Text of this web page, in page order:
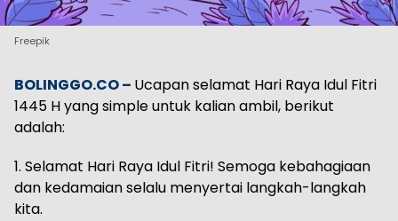
Freepik
BOLINGGO.CO – Ucapan selamat Hari Raya Idul Fitri
1445 H yang simple untuk kalian ambil, berikut
adalah:
1. Selamat Hari Raya Idul Fitri! Semoga kebahagiaan
dan kedamaian selalu menyertai langkah-langkah
kita.